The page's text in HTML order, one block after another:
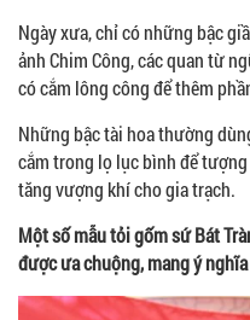
Ngày xưa, chỉ có những bậc
ảnh Chim Công, các quan từ
có cắm lông công để thêm
Những bậc tài hoa thường
cắm trong lọ lục bình để
tăng vượng khí cho gia trạch.
Một số mẫu tỏi gốm sứ Bát
được ưa chuộng, mang ý